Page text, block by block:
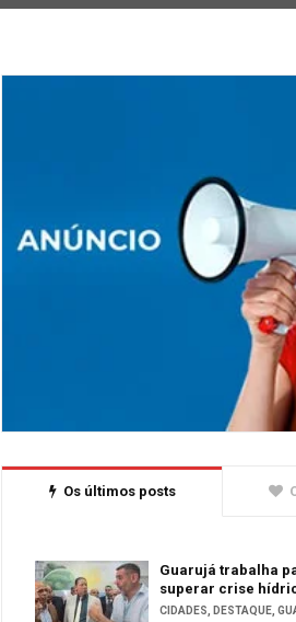
Os últimos posts
Guarujá trabalha
superar crise
CIDADES, DESTAQUE,